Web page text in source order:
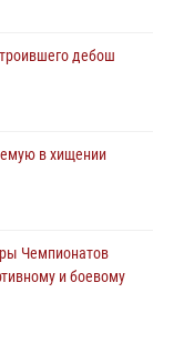
дебош
в хищении
Чемпионатов
и боевому